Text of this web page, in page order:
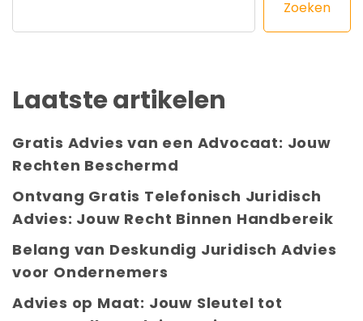
Zoeken
Laatste artikelen
Gratis Advies van een Advocaat: Jouw
Rechten Beschermd
Ontvang Gratis Telefonisch Juridisch
Advies: Jouw Recht Binnen Handbereik
Belang van Deskundig Juridisch Advies
voor Ondernemers
Advies op Maat: Jouw Sleutel tot